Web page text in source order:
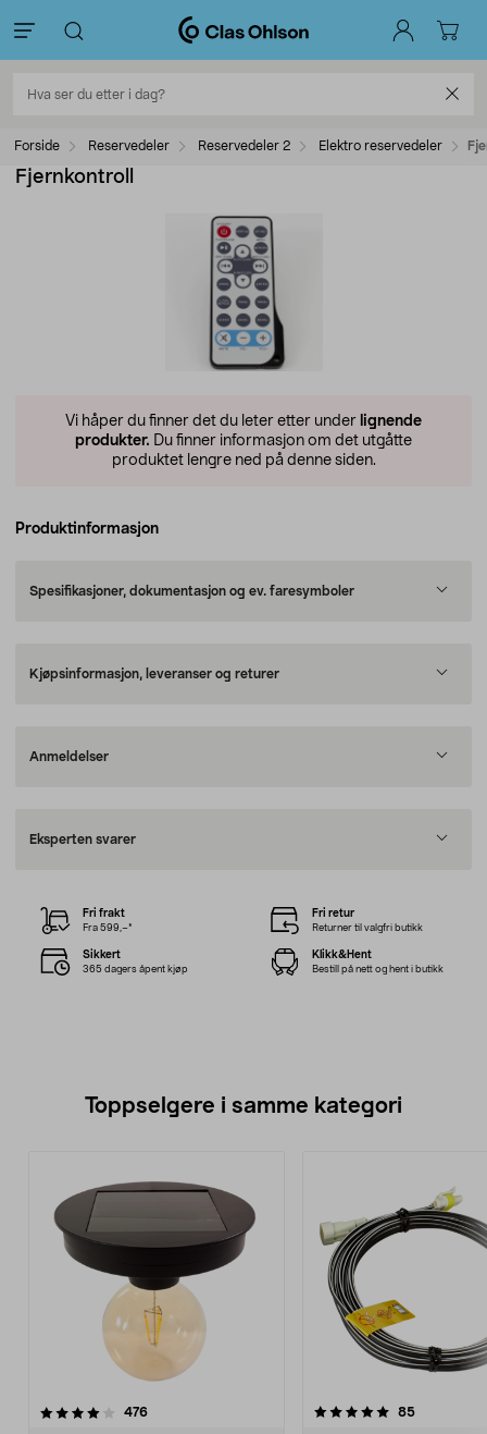
Forside Reservedeler Reservedeler 2 Elektro reservedeler
Fjernkontroll
Vi håper du finner det du leter etter under lignende
produkter. Du finner informasjon om det utgåtte
produktet lengre ned på denne siden.
Produktinformasjon
Spesifikasjoner, dokumentasjon og ev. faresymboler
Kjøpsinformasjon, leveranser og returer
Anmeldelser
Eksperten svarer
Fri frakt
Fra 599,–*
Fri retur
Returner til valgfri butikk
Sikkert
365 dagers åpent kjøp
Klikk&Hent
Bestill på nett og hent i butikk
Toppselgere i samme kategori
476anmeldelser
5.0 av 5 stjerner 85
4.5 av 5 stjerner